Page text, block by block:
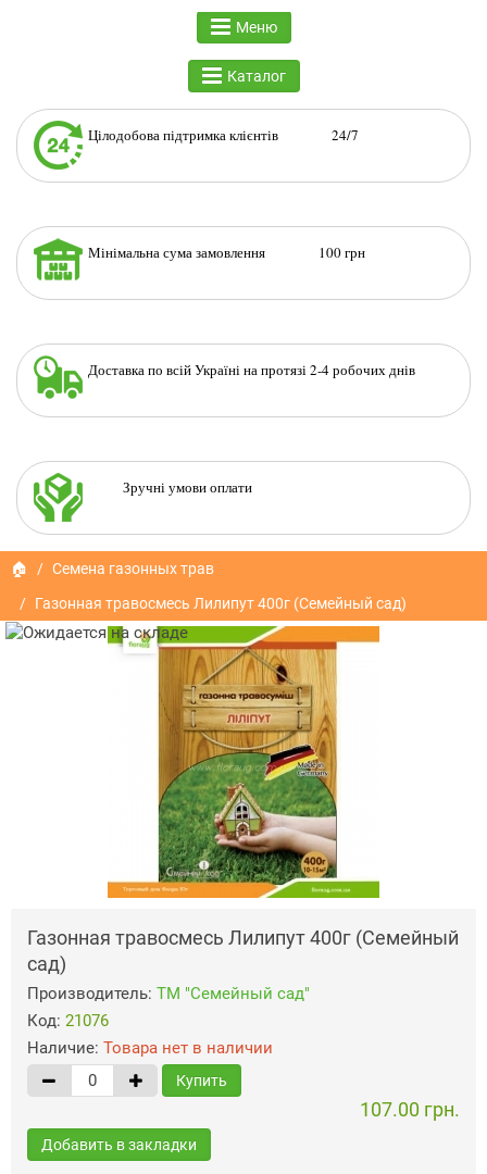
Меню
Каталог
Цілодобова підтримка клієнтів 24/7
Мінімальна сума замовлення 100 грн
Доставка по всій Україні на протязі 2-4 робочих днів
Зручні умови оплати
🏠
Семена газонных трав
Газонная травосмесь Лилипут 400г (Семейный сад)
Газонная травосмесь Лилипут 400г (Семейный
сад)
Производитель: ТМ "Семейный сад"
Код: 21076
Наличие: Товара нет в наличии
Купить
107.00 грн.
Добавить в закладки